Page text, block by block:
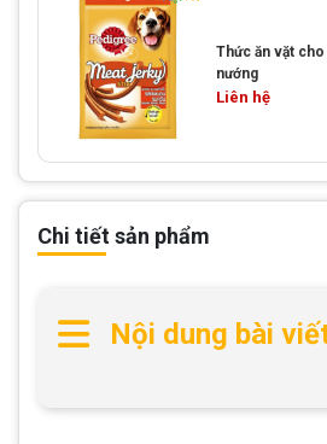
Chi tiết sản phẩm
Nội dung bài
Thức ăn vặt
nướng
Liên hệ